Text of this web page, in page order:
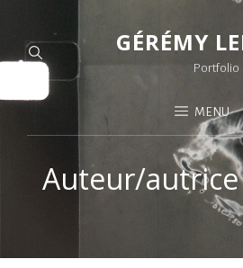
GÉRÉMY
Portfolio
MENU
Auteur/